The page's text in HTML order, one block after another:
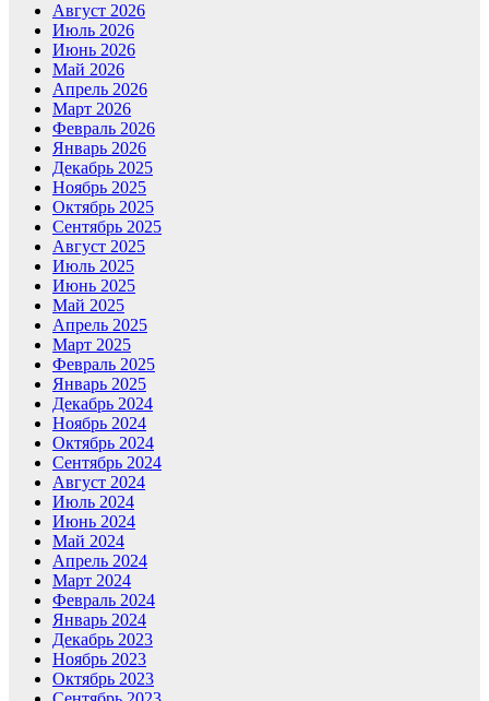
Август 2026
Июль 2026
Июнь 2026
Май 2026
Апрель 2026
Март 2026
Февраль 2026
Январь 2026
Декабрь 2025
Ноябрь 2025
Октябрь 2025
Сентябрь 2025
Август 2025
Июль 2025
Июнь 2025
Май 2025
Апрель 2025
Март 2025
Февраль 2025
Январь 2025
Декабрь 2024
Ноябрь 2024
Октябрь 2024
Сентябрь 2024
Август 2024
Июль 2024
Июнь 2024
Май 2024
Апрель 2024
Март 2024
Февраль 2024
Январь 2024
Декабрь 2023
Ноябрь 2023
Октябрь 2023